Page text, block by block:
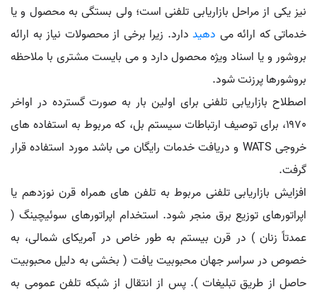
نیز یکی از مراحل بازاریابی تلفنی است؛ ولی بستگی به محصول و یا
خدماتی که ارائه می دهید دارد. زیرا برخی از محصولات نیاز به ارائه
بروشور و یا اسناد ویژه محصول دارد و می بایست مشتری با ملاحظه
بروشورها پرزنت شود.
اصطلاح بازاریابی تلفنی برای اولین بار به صورت گسترده در اواخر
۱۹۷۰، برای توصیف ارتباطات سیستم بل، که مربوط به استفاده های
خروجی WATS و دریافت خدمات رایگان می باشد مورد استفاده قرار
گرفت.
افزایش بازاریابی تلفنی مربوط به تلفن های همراه قرن نوزدهم یا
اپراتورهای توزیع برق منجر شود. استخدام اپراتورهای سوئیچینگ (
عمدتاً زنان ) در قرن بیستم به طور خاص در آمریکای شمالی، به
خصوص در سراسر جهان محبوبیت یافت ( بخشی به دلیل محبوبیت
حاصل از طریق تبلیغات ). پس از انتقال از شبکه تلفن عمومی به